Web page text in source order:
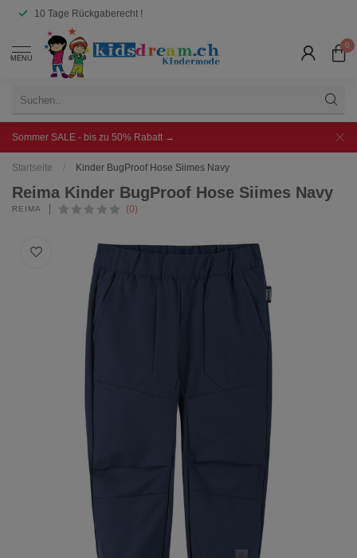
10 Tage Rückgaberecht !
MENU
0
Sommer SALE - bis zu 50% Rabatt →
Startseite / Kinder BugProof Hose Siimes Navy
Reima Kinder BugProof Hose Siimes Navy
REIMA (0)